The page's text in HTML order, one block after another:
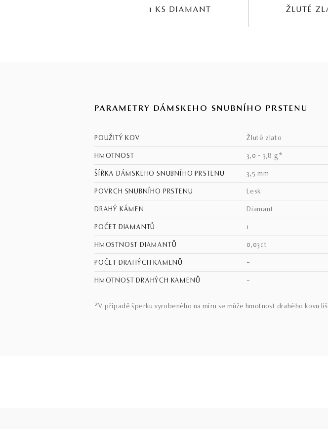
1 KS DIAMANT ŽLUTÉ
PARAMETRY DÁMSKEHO SNUBNÍHO PRSTENU
POUŽITÝ KOV žluté zlato
HMOTNOST 3,0 - 3,8 g*
ŠÍŘKA DÁMSKEHO SNUBNÍHO PRSTENU 3,5 mm
POVRCH SNUBNÍHO PRSTENU lesk
DRAHÝ KÁMEN Diamant
POČET DIAMANTŮ 1
HMOSTNOST DIAMANTŮ 0,03ct
POČET DRAHÝCH KAMENŮ –
HMOTNOST DRAHÝCH KAMENŮ –
*V případě šperku vyrobeného na míru se může hmotnost drahého kovu